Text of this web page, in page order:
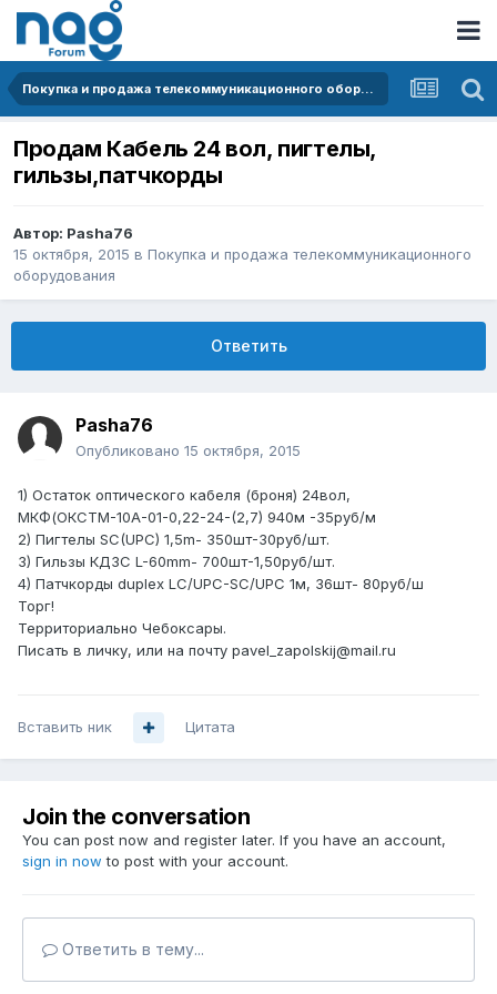
Покупка и продажа телекоммуникационного оборудования
Продам Кабель 24 вол, пигтелы,
гильзы,патчкорды
Автор: Pasha76
15 октября, 2015 в Покупка и продажа телекоммуникационного
оборудования
Ответить
Pasha76
Опубликовано 15 октября, 2015
1) Остаток оптического кабеля (броня) 24вол,
МКФ(ОКСТМ-10А-01-0,22-24-(2,7) 940м -35руб/м
2) Пигтелы SC(UPC) 1,5m- 350шт-30руб/шт.
3) Гильзы КДЗС L-60mm- 700шт-1,50руб/шт.
4) Патчкорды duplex LC/UPC-SC/UPC 1м, 36шт- 80руб/ш
Торг!
Территориально Чебоксары.
Писать в личку, или на почту pavel_zapolskij@mail.ru
Вставить ник Цитата
Join the conversation
You can post now and register later. If you have an account,
sign in now to post with your account.
Ответить в тему...